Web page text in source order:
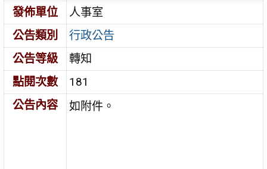
發佈單位
人事室
公告類別
行政公告
公告等級
轉知
點閱次數
181
公告內容
如附件。